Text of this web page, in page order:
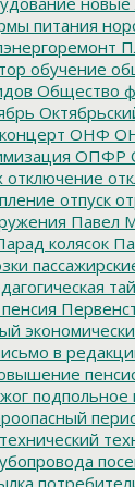
питания
обучение
Общество
ОНФ
ОПФР
отключение
отпуск
Павел
колясок
пенсия
в
подпольное